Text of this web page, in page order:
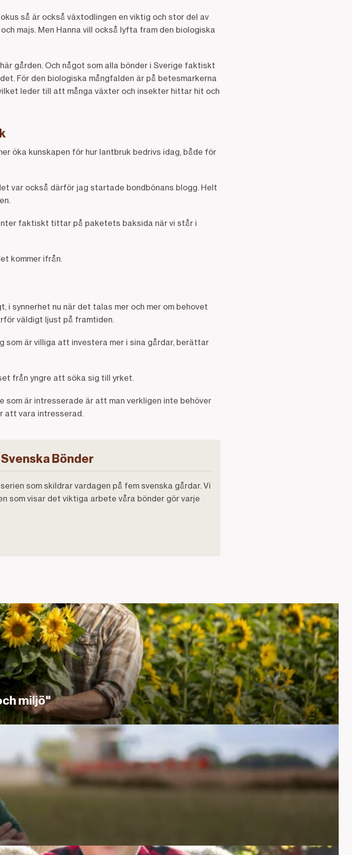
så är också växtodlingen en viktig och stor del av
majs. Men Hanna vill också lyfta fram den biologiska
gården. Och något som alla bönder i Sverige faktiskt
För den biologiska mångfalden är på betesmarkerna
leder till att många växter och insekter hittar hit och
öka kunskapen för hur lantbruk bedrivs idag, både för
var också därför jag startade bondbönans blogg. Helt
faktiskt tittar på paketets baksida när vi står i
kommer ifrån.
synnerhet nu när det talas mer och mer om behovet
väldigt ljust på framtiden.
som är villiga att investera mer i sina gårdar, berättar
från yngre att söka sig till yrket.
som är intresserade är att man verkligen inte behöver
att vara intresserad.
Bönder
som skildrar vardagen på fem svenska gårdar. Vi
som visar det viktiga arbete våra bönder gör varje
miljö"